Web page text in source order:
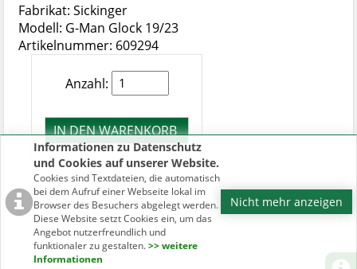
Informationen zu Datenschutz
und Cookies auf unserer Website.
Cookies sind Textdateien, die automatisch
bei dem Aufruf einer Webseite lokal im
Browser des Besuchers abgelegt werden.
Diese Website setzt Cookies ein, um das
Angebot nutzerfreundlich und
funktionaler zu gestalten.>> weitere
Informationen
Nicht mehr anzeigen
Fabrikat: Sickinger
Modell: G-Man Glock 19/23
Artikelnummer: 609294
Anzahl: